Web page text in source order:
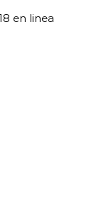
en linea